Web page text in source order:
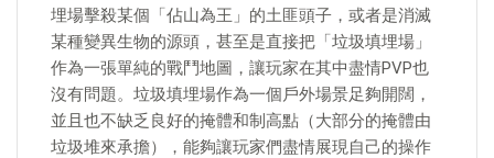
埋場擊殺某個「佔山為王」的土匪頭子，或者是消滅
某種變異生物的源頭，甚至是直接把「垃圾填埋場」
作為一張單純的戰鬥地圖，讓玩家在其中盡情PVP也
沒有問題。垃圾填埋場作為一個戶外場景足夠開闊，
並且也不缺乏良好的掩體和制高點（大部分的掩體由
垃圾堆來承擔），能夠讓玩家們盡情展現自己的操作